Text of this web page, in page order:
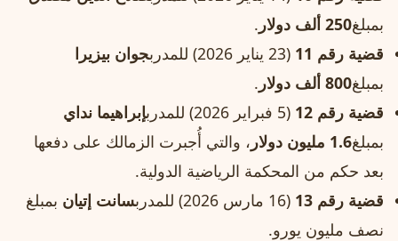
بمبلغ250 ألف دولار
.
قضية رقم 11
(23 يناير 2026) للمدرب
جوان بيزيرا
بمبلغ800 ألف دولار
.
قضية رقم 12
(5 فبراير 2026) للمدرب
إبراهيما نداي
بمبلغ1.6 مليون دولار
، والتي أُجبرت الزمالك على دفعها
بعد حكم من المحكمة الرياضية الدولية.
قضية رقم 13
(16 مارس 2026) للمدرب سانت إتيان بمبلغ
نصف مليون يورو.